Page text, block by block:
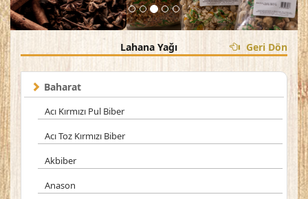
Lahana Yağı Geri Dön
Baharat
Acı Kırmızı Pul Biber
Acı Toz Kırmızı Biber
Akbiber
Anason